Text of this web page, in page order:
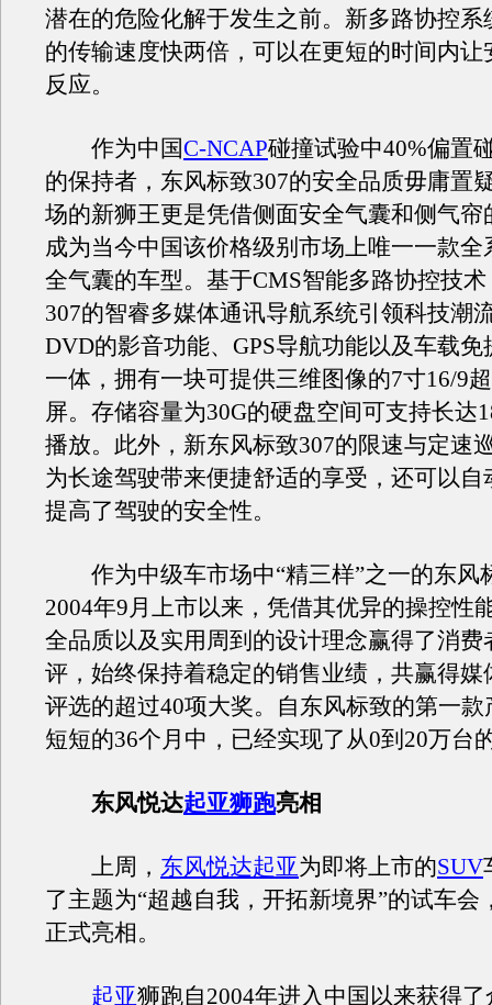
潜在的危险化解于发生之前。新多路协控系
的传输速度快两倍，可以在更短的时间内让
反应。
作为中国C-NCAP碰撞试验中40%偏置
的保持者，东风标致307的安全品质毋庸置
场的新狮王更是凭借侧面安全气囊和侧气帘
成为当今中国该价格级别市场上唯一一款全
全气囊的车型。基于CMS智能多路协控技
307的智睿多媒体通讯导航系统引领科技潮
DVD的影音功能、GPS导航功能以及车载
一体，拥有一块可提供三维图像的7寸16/9
屏。存储容量为30G的硬盘空间可支持长达
播放。此外，新东风标致307的限速与定速
为长途驾驶带来便捷舒适的享受，还可以自
提高了驾驶的安全性。
作为中级车市场中“精三样”之一的东风
2004年9月上市以来，凭借其优异的操控性
全品质以及实用周到的设计理念赢得了消费
评，始终保持着稳定的销售业绩，共赢得媒
评选的超过40项大奖。自东风标致的第一
短短的36个月中，已经实现了从0到20万台
东风悦达起亚狮跑亮相
上周， 东风悦达起亚为即将上市的SUV
了主题为“超越自我，开拓新境界”的试车会
正式亮相。
起亚狮跑自2004年进入中国以来获得